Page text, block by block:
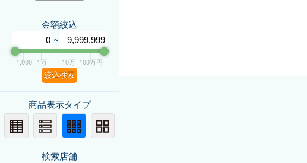
金額絞込
~
1,000 1万 10万 100万円
絞込検索
商品表示タイプ
検索店舗